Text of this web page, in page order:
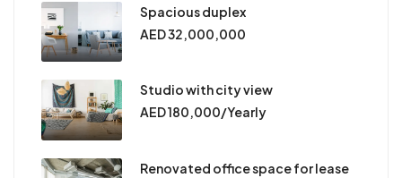
Spacious duplex
AED 32,000,000
Studio with city view
AED 180,000/Yearly
Renovated office space for lease